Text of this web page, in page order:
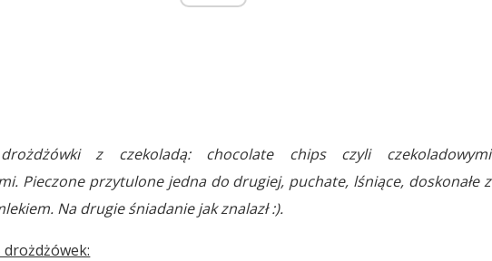
drożdżówki z czekoladą: chocolate chips czyli czekoladowymi
Pieczone przytulone jedna do drugiej, puchate, lśniące, doskonałe z
Na drugie śniadanie jak znalazł :).
drożdżówek: